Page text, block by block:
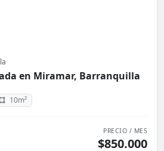
en Miramar, Barranquilla
10m²
PRECIO / MES
$850.000